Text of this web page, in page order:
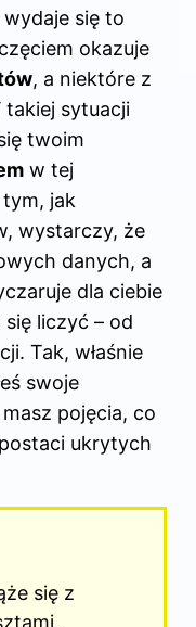
się to
okazuje
, a niektóre z
takiej sytuacji
twoim
w tej
jak
wystarczy, że
danych, a
dla ciebie
się liczyć – od
Tak, właśnie
swoje
pojęcia, co
ukrytych
się z